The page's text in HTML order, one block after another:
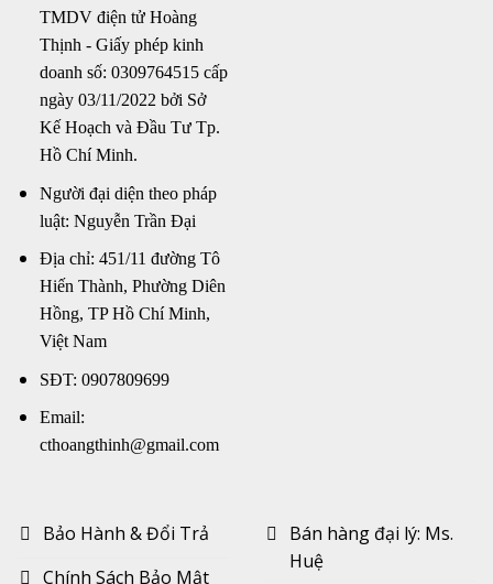
TMDV điện tử Hoàng
Thịnh - Giấy phép kinh
doanh số: 0309764515 cấp
ngày 03/11/2022 bởi Sở
Kế Hoạch và Đầu Tư Tp.
Hồ Chí Minh.
Người đại diện theo pháp
luật: Nguyễn Trần Đại
Địa chỉ: 451/11 đường Tô
Hiến Thành, Phường Diên
Hồng, TP Hồ Chí Minh,
Việt Nam
SĐT: 0907809699
Email:
cthoangthinh@gmail.com
Bảo Hành & Đổi Trả
Chính Sách Bảo Mật
Bán hàng đại lý: Ms.
Huệ